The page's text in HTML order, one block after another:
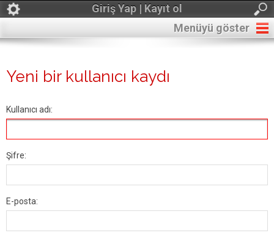
Giriş Yap | Kayıt ol
Menüyü göster
Yeni bir kullanıcı kaydı
Kullanıcı adı:
Şifre:
E-posta: